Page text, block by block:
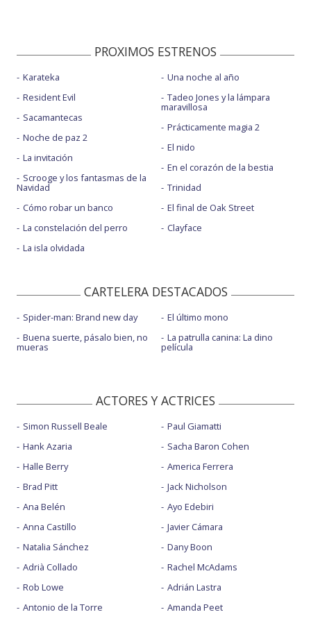
PROXIMOS ESTRENOS
Karateka
Resident Evil
Sacamantecas
Noche de paz 2
La invitación
Scrooge y los fantasmas de la
Navidad
Cómo robar un banco
La constelación del perro
La isla olvidada
Una noche al año
Tadeo Jones y la lámpara
maravillosa
Prácticamente magia 2
El nido
En el corazón de la bestia
Trinidad
El final de Oak Street
Clayface
CARTELERA DESTACADOS
Spider-man: Brand new day
Buena suerte, pásalo bien, no
mueras
El último mono
La patrulla canina: La dino
película
ACTORES Y ACTRICES
Simon Russell Beale
Hank Azaria
Halle Berry
Brad Pitt
Ana Belén
Anna Castillo
Natalia Sánchez
Adrià Collado
Rob Lowe
Antonio de la Torre
Paul Giamatti
Sacha Baron Cohen
America Ferrera
Jack Nicholson
Ayo Edebiri
Javier Cámara
Dany Boon
Rachel McAdams
Adrián Lastra
Amanda Peet